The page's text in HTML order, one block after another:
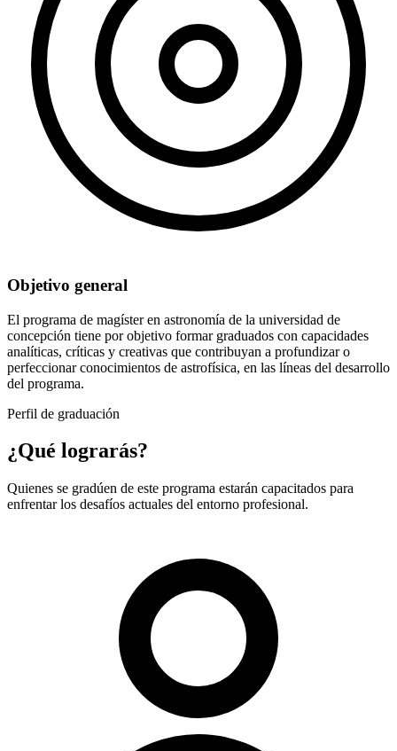
Objetivo general
El programa de magíster en astronomía de la universidad de
concepción tiene por objetivo formar graduados con capacidades
analíticas, críticas y creativas que contribuyan a profundizar o
perfeccionar conocimientos de astrofísica, en las líneas del desarrollo
del programa.
Perfil de graduación
¿Qué lograrás?
Quienes se gradúen de este programa estarán capacitados para
enfrentar los desafíos actuales del entorno profesional.